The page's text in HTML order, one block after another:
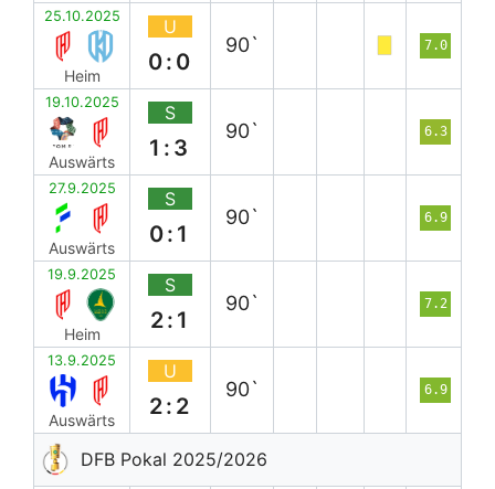
25.10.2025
Heim
U
0:0
90` 7.0
19.10.2025
Auswärts
S
1:3
90` 6.3
27.9.2025
Auswärts
S
0:1
90` 6.9
19.9.2025
Heim
S
2:1
90` 7.2
13.9.2025
Auswärts
U
2:2
90` 6.9
DFB Pokal 2025/2026